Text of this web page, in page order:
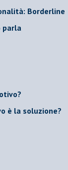
Borderline
parla
è la soluzione?